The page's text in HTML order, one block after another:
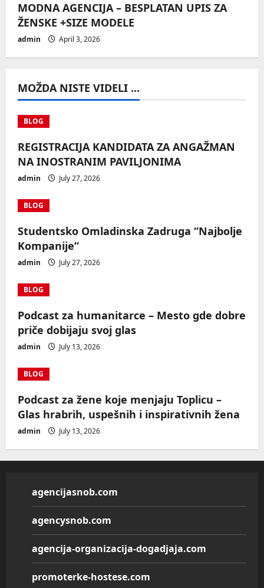
MODNA AGENCIJA – BESPLATAN UPIS ZA
ŽENSKE +SIZE MODELE
admin April 3, 2026
MOŽDA NISTE VIDELI ...
BLOG
REGISTRACIJA KANDIDATA ZA ANGAŽMAN
NA INOSTRANIM PAVILJONIMA
admin July 27, 2026
BLOG
Studentsko Omladinska Zadruga “Najbolje
Kompanije“
admin July 27, 2026
BLOG
Podcast za humanitarce – Mesto gde dobre
priče dobijaju svoj glas
admin July 13, 2026
BLOG
Podcast za žene koje menjaju Toplicu –
Glas hrabrih, uspešnih i inspirativnih žena
admin July 13, 2026
agencijasnob.com
agencysnob.com
agencija-organizacija-dogadjaja.com
promoterke-hostese.com